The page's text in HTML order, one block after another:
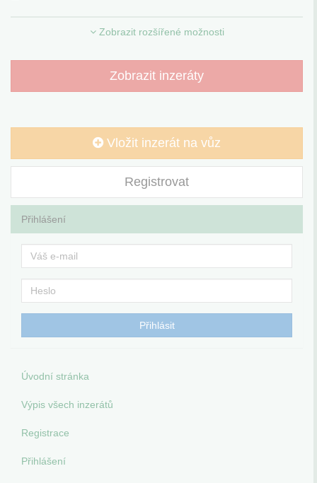
Zobrazit rozšířené možnosti
Zobrazit inzeráty
Vložit inzerát na vůz
Registrovat
Přihlášení
Úvodní stránka
Výpis všech inzerátů
Registrace
Přihlášení